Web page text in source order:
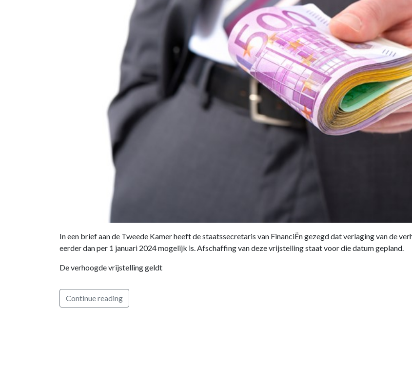
In een brief aan de Tweede Kamer heeft de staatssecretaris van FinanciËn gezegd dat verlaging van de
eerder dan per 1 januari 2024 mogelijk is. Afschaffing van deze vrijstelling staat voor die datum gepland.
De verhoogde vrijstelling geldt
Continue reading